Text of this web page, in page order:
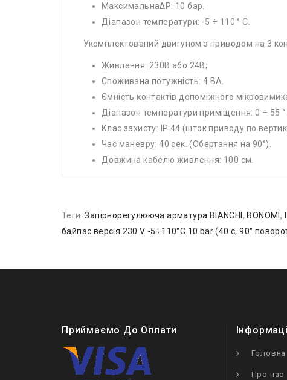
Максимальна∆Р: 10 бар.
Діапазон температури: -5 ÷ 110 ° С.
Укомплектований двигуном з приводом на 3
Живлення: 230В або 24В;
Споживана потужність: 4 ВА.
Ємність контактів допоміжного
Діапазон температури приміщення: 0 ÷ 55 °
Клас захисту: IР 44 (шток приводу по
Час маневру: 40 сек. (Обертання на 90°).
Довжина кабелю живлення: 100 см.
Теги:Запірнорегулююча арматура BIANCHI , BONOMI ,
байпас версія 230 V -5÷110°C 10 bar (40 c,90°
Приймаємо До Оплати
Головна
Про нас